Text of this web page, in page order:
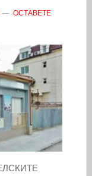
ОСТАВЕТЕ